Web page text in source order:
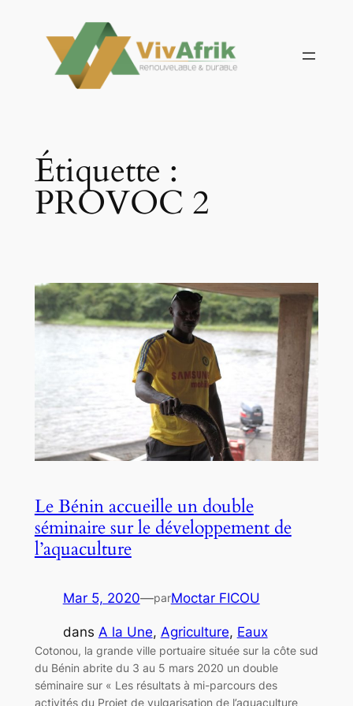
contenu
Étiquette :
PROVOC 2
Le Bénin accueille un double
séminaire sur le développement de
l’aquaculture
Mar 5, 2020—parMoctar FICOU
dans A la Une, Agriculture, Eaux
Cotonou, la grande ville portuaire située sur la côte sud
du Bénin abrite du 3 au 5 mars 2020 un double
séminaire sur « Les résultats à mi-parcours des
activités du Projet de vulgarisation de l’aquaculture